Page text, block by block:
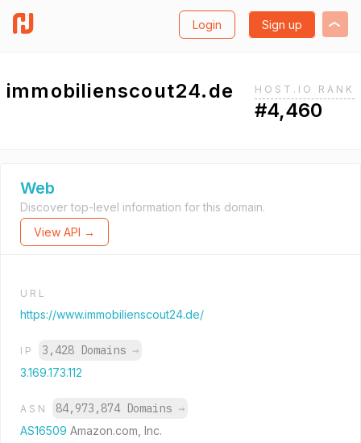
Login Sign up
immobilienscout24.de HOST.IO RANK
#4,460
Web
Discover top-level information for this domain.
View API →
URL
https://www.immobilienscout24.de/
IP 3,428 Domains →
3.169.173.112
ASN 84,973,874 Domains →
AS16509 Amazon.com, Inc.